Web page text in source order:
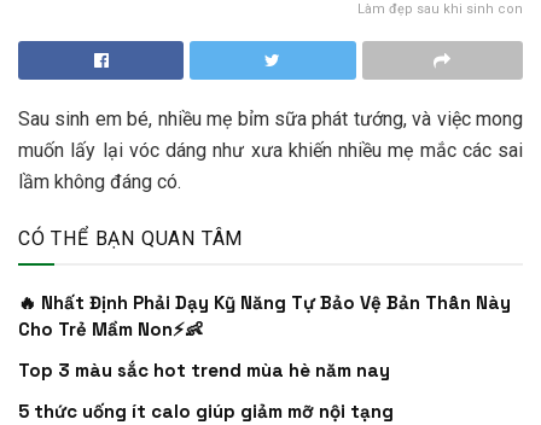
Làm đẹp sau khi sinh con
Sau sinh em bé, nhiều mẹ bỉm sữa phát tướng, và việc mong
muốn lấy lại vóc dáng như xưa khiến nhiều mẹ mắc các sai
lầm không đáng có.
CÓ THỂ BẠN QUAN TÂM
🔥 Nhất Định Phải Dạy Kỹ Năng Tự Bảo Vệ Bản Thân Này
Cho Trẻ Mầm Non⚡👶
Top 3 màu sắc hot trend mùa hè năm nay
5 thức uống ít calo giúp giảm mỡ nội tạng